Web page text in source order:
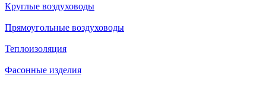
Круглые воздуховоды
Прямоугольные воздуховоды
Теплоизоляция
Фасонные изделия